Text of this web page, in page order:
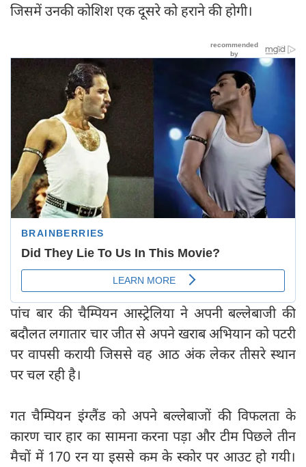
जिसमें उनकी कोशिश एक दूसरे को हराने की होगी।
पांच बार की चैम्पियन आस्ट्रेलिया ने अपनी बल्लेबाजी की
बदौलत लगातार चार जीत से अपने खराब अभियान को पटरी
पर वापसी करायी जिससे वह आठ अंक लेकर तीसरे स्थान
पर चल रही है।
गत चैम्पियन इंग्लैंड को अपने बल्लेबाजों की विफलता के
कारण चार हार का सामना करना पड़ा और टीम पिछले तीन
मैचों में 170 रन या इससे कम के स्कोर पर आउट हो गयी।